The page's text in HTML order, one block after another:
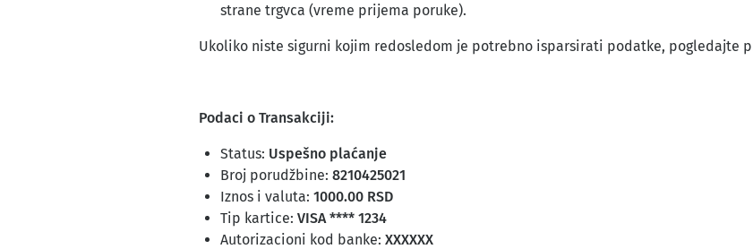
strane trgvca (vreme prijema poruke).
Ukoliko niste sigurni kojim redosledom je potrebno isparsirati podatke, pogledajte
Podaci o Transakciji:
Status: Uspešno plaćanje
Broj porudžbine: 8210425021
Iznos i valuta: 1000.00 RSD
Tip kartice: VISA **** 1234
Autorizacioni kod banke: XXXXXX